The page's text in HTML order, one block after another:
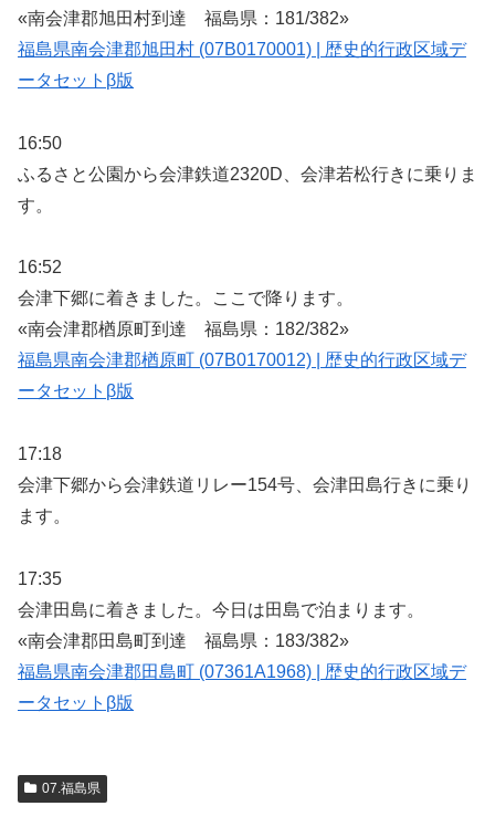
«南会津郡旭田村到達 福島県：181/382»
福島県南会津郡旭田村 (07B0170001) | 歴史的行政区域デ
ータセットβ版
16:50
ふるさと公園から会津鉄道2320D、会津若松行きに乗りま
す。
16:52
会津下郷に着きました。ここで降ります。
«南会津郡楢原町到達 福島県：182/382»
福島県南会津郡楢原町 (07B0170012) | 歴史的行政区域デ
ータセットβ版
17:18
会津下郷から会津鉄道リレー154号、会津田島行きに乗り
ます。
17:35
会津田島に着きました。今日は田島で泊まります。
«南会津郡田島町到達 福島県：183/382»
福島県南会津郡田島町 (07361A1968) | 歴史的行政区域デ
ータセットβ版
07.福島県